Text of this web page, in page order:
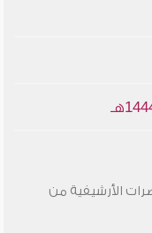
الأرشيفية من